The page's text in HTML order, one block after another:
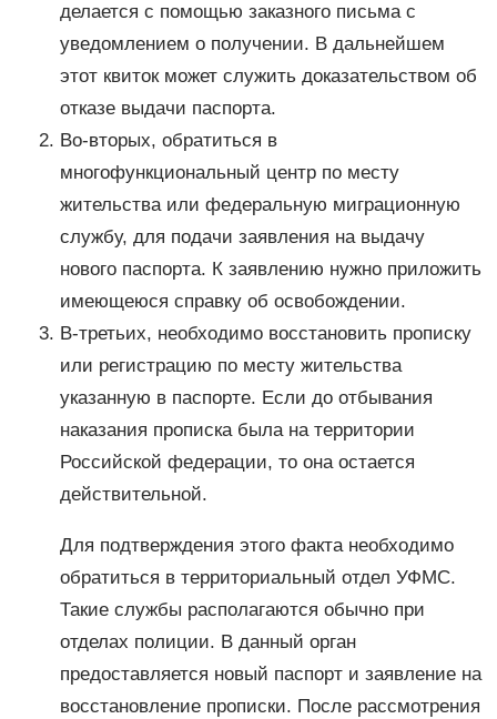
делается с помощью заказного письма с
уведомлением о получении. В дальнейшем
этот квиток может служить доказательством об
отказе выдачи паспорта.
Во-вторых, обратиться в
многофункциональный центр по месту
жительства или федеральную миграционную
службу, для подачи заявления на выдачу
нового паспорта. К заявлению нужно приложить
имеющеюся справку об освобождении.
В-третьих, необходимо восстановить прописку
или регистрацию по месту жительства
указанную в паспорте. Если до отбывания
наказания прописка была на территории
Российской федерации, то она остается
действительной.
Для подтверждения этого факта необходимо
обратиться в территориальный отдел УФМС.
Такие службы располагаются обычно при
отделах полиции. В данный орган
предоставляется новый паспорт и заявление на
восстановление прописки. После рассмотрения